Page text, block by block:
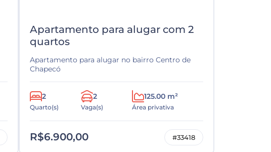
Apartamento para alugar com 2
quartos
Apartamento para alugar no bairro Centro de
Chapecó
2
Quarto(s)
2
Vaga(s)
125.00 m²
Área privativa
R$6.900,00 #33418